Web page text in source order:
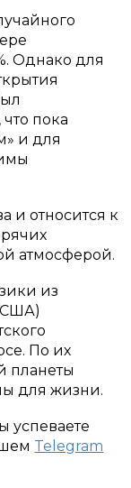
Однако для
пока
и для
и относится к
атмосферой.
из
По их
планеты
для жизни.
успеваете
Telegram